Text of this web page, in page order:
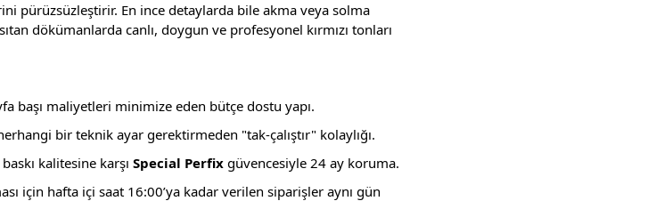
pürüzsüzleştirir. En ince detaylarda bile akma veya solma
dökümanlarda canlı, doygun ve profesyonel kırmızı tonları
başı maliyetleri minimize eden bütçe dostu yapı.
bir teknik ayar gerektirmeden "tak-çalıştır" kolaylığı.
kalitesine karşı Special Perfix güvencesiyle 24 ay koruma.
için hafta içi saat 16:00’ya kadar verilen siparişler aynı gün